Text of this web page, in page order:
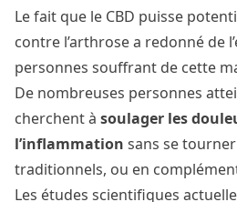
Le fait que le CBD puisse
contre l’arthrose a redonné de
personnes souffrant de cette
De nombreuses personnes
cherchent à soulager les
l’inflammation sans se
traditionnels, ou en
Les études scientifiques